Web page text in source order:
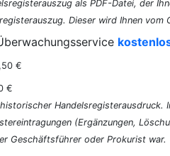
als PDF-Datei, der
Dieser wird Ihnen
€
€
Handelsregisterausdruck.
(Ergänzungen,
Geschäftsführer oder Prokurist war.